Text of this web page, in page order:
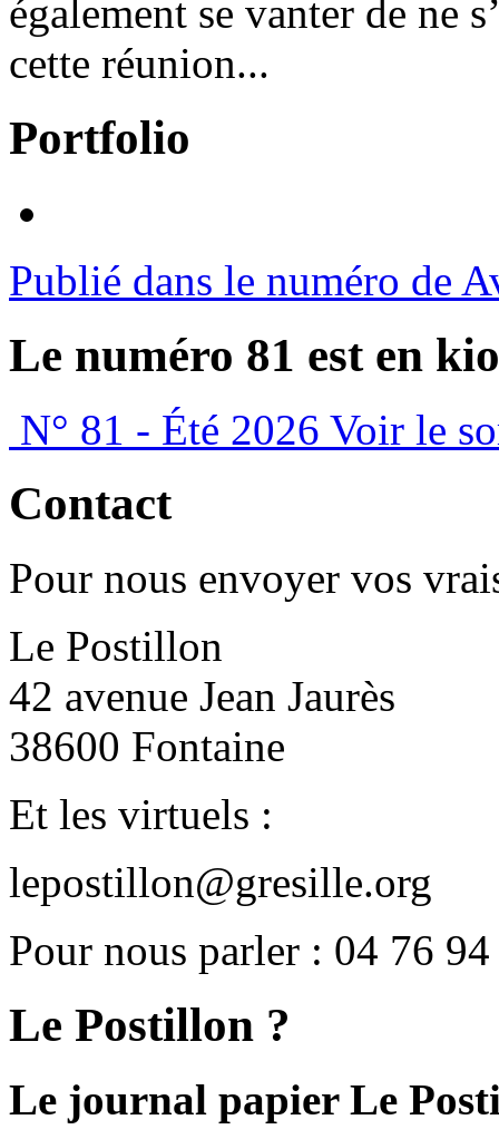
également se vanter de ne
cette réunion...
Portfolio
Publié dans le numéro de
Le numéro 81 est en
N° 81 - Été 2026 Voir le
Contact
Pour nous envoyer vos
Le Postillon
42 avenue Jean Jaurès
38600 Fontaine
Et les virtuels :
lepostillon@gresille.org
Pour nous parler : 04 76
Le Postillon ?
Le journal papier Le